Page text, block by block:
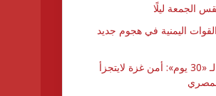
الجمعة ليلًا
يقتل 3 من القوات اليمنية في هجوم جديد
د. أمل رمزي تكتب لـ «30 يوم»: أمن غزة لايتجزأ